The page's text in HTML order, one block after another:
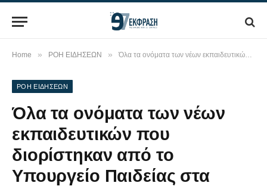
Home » ΡΟΗ ΕΙΔΗΣΕΩΝ » Όλα τα ονόματα των νέων εκπαιδευτικών που διορίστηκαν από το Υπουργείο Παιδείας στα Δωδεκάνησα
ΡΟΗ ΕΙΔΗΣΕΩΝ
Όλα τα ονόματα των νέων
εκπαιδευτικών που
διορίστηκαν από το
Υπουργείο Παιδείας στα